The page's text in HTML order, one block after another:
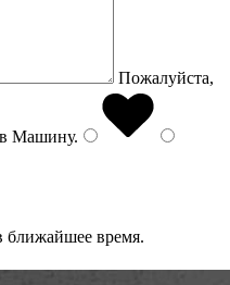
Пожалуйста,
Машину.
ближайшее время.